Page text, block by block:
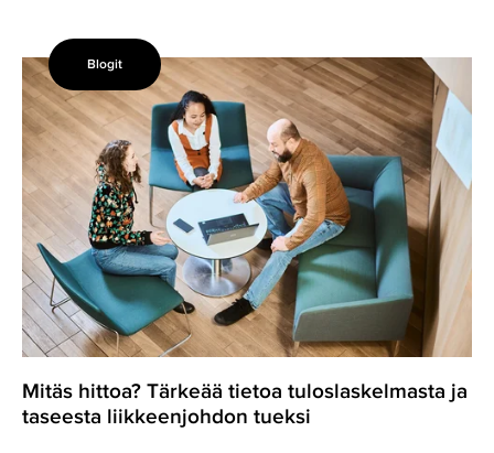
Mitäs
hittoa?
Tärkeää
tietoa
tuloslaskelmasta
ja
taseesta
liikkeenjohdon
tueksi
Blogit
Mitäs hittoa? Tärkeää tietoa tuloslaskelmasta ja
taseesta liikkeenjohdon tueksi